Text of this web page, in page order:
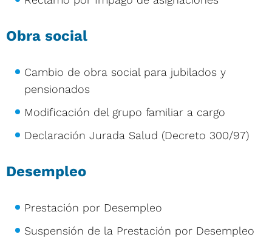
Obra social
Cambio de obra social para jubilados y
pensionados
Modificación del grupo familiar a cargo
Declaración Jurada Salud (Decreto 300/97)
Desempleo
Prestación por Desempleo
Suspensión de la Prestación por Desempleo